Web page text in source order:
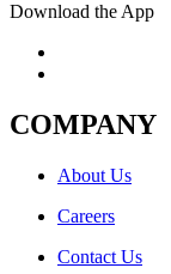
Download the App
COMPANY
About Us
Careers
Contact Us